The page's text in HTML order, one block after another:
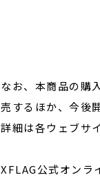
なお、本商品の購
売するほか、今後
詳細は各ウェブサ
XFLAG公式オンラ